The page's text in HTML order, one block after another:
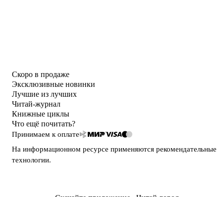
Скоро в продаже
Эксклюзивные новинки
Лучшие из лучших
Читай-журнал
Книжные циклы
Что ещё почитать?
Принимаем к оплате
На информационном ресурсе применяются рекомендательные
технологии.